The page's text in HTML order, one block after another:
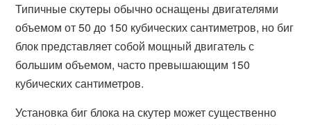
Типичные скутеры обычно оснащены двигателями
объемом от 50 до 150 кубических сантиметров, но биг
блок представляет собой мощный двигатель с
большим объемом, часто превышающим 150
кубических сантиметров.
Установка биг блока на скутер может существенно